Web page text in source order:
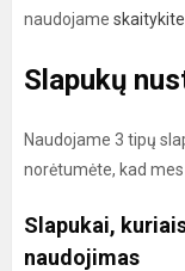
naudojame
Slapukų
Naudojame 3 tipų
norėtumėte, kad
Slapukai,
naudojimas